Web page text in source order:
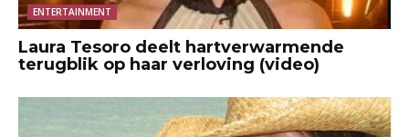
ENTERTAINMENT
Laura Tesoro deelt hartverwarmende
terugblik op haar verloving (video)